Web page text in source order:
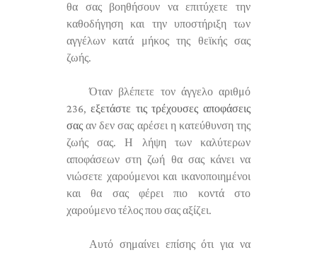
θα σας βοηθήσουν να επιτύχετε την
καθοδήγηση και την υποστήριξη των
αγγέλων κατά μήκος της θεϊκής σας
ζωής.
Όταν βλέπετε τον άγγελο αριθμό
236, εξετάστε τις τρέχουσες αποφάσεις
σας αν δεν σας αρέσει η κατεύθυνση της
ζωής σας. Η λήψη των καλύτερων
αποφάσεων στη ζωή θα σας κάνει να
νιώσετε χαρούμενοι και ικανοποιημένοι
και θα σας φέρει πιο κοντά στο
χαρούμενο τέλος που σας αξίζει.
Αυτό σημαίνει επίσης ότι για να